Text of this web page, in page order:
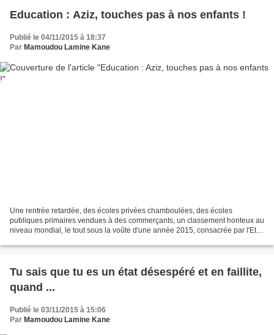
Education : Aziz, touches pas à nos enfants !
Publié le 04/11/2015 à 18:37
Par Mamoudou Lamine Kane
Une rentrée retardée, des écoles privées chamboulées, des écoles
publiques primaires vendues à des commerçants, un classement honteux au
niveau mondial, le tout sous la voûte d'une année 2015, consacrée par l'Etat,
Tu sais que tu es un état désespéré et en faillite,
quand ...
Publié le 03/11/2015 à 15:06
Par Mamoudou Lamine Kane